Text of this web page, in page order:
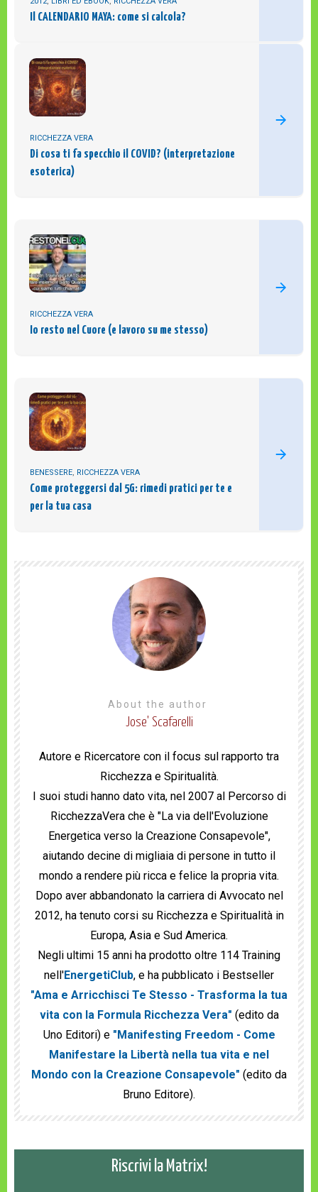
Il CALENDARIO MAYA: come si calcola?
RICCHEZZA VERA
Di cosa ti fa specchio il COVID? (interpretazione
esoterica)
RICCHEZZA VERA
Io resto nel Cuore (e lavoro su me stesso)
BENESSERE, RICCHEZZA VERA
Come proteggersi dal 5G: rimedi pratici per te e
per la tua casa
About the author
Jose' Scafarelli
Autore e Ricercatore con il focus sul rapporto tra
Ricchezza e Spiritualità.
I suoi studi hanno dato vita, nel 2007 al Percorso di
RicchezzaVera che è "La via dell'Evoluzione
Energetica verso la Creazione Consapevole",
aiutando decine di migliaia di persone in tutto il
mondo a rendere più ricca e felice la propria vita.
Dopo aver abbandonato la carriera di Avvocato nel
2012, ha tenuto corsi su Ricchezza e Spiritualità in
Europa, Asia e Sud America.
Negli ultimi 15 anni ha prodotto oltre 114 Training
nell'EnergetiClub, e ha pubblicato i Bestseller
"Ama e Arricchisci Te Stesso - Trasforma la tua
vita con la Formula Ricchezza Vera" (edito da
Uno Editori) e "Manifesting Freedom - Come
Manifestare la Libertà nella tua vita e nel
Mondo con la Creazione Consapevole" (edito da
Bruno Editore).
Riscrivi la Matrix!